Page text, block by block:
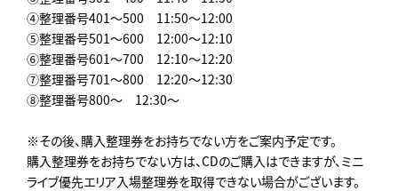
④整理番号401～500 11:50～12:00
⑤整理番号501～600 12:00～12:10
⑥整理番号601～700 12:10～12:20
⑦整理番号701～800 12:20～12:30
⑧整理番号800～ 12:30～
※その後、購入整理券をお持ちでない方をご案内予定です。
購入整理券をお持ちでない方は、CDのご購入はできますが、ミニ
ライブ優先エリア入場整理券を取得できない場合がございます。